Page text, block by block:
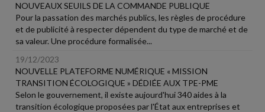
NOUVEAUX SEUILS DE LA COMMANDE PUBLIQUE
Pour la passation des marchés publics, les règles de procédure
et de publicité à respecter dépendent du type de marché et de
sa valeur. Une procédure formalisée...
19/12/2023
NOUVELLE PLATEFORME NUMÉRIQUE « MISSION
TRANSITION ÉCOLOGIQUE » DÉDIÉE AUX TPE-PME
Selon le gouvernement, il existe aujourd'hui 340 aides à la
transition écologique proposées par l'État aux entreprises et